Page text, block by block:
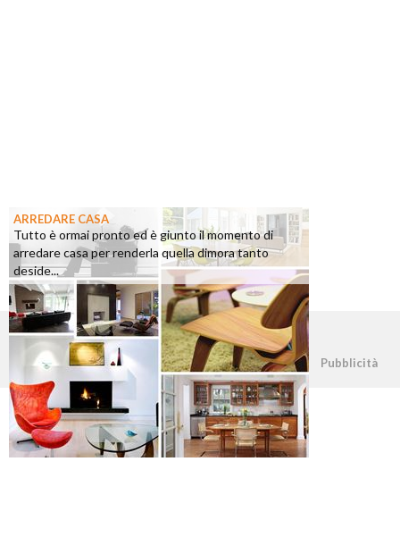
ARREDARE CASA
Tutto è ormai pronto ed è giunto il momento di
arredare casa per renderla quella dimora tanto
deside...
©2026 - casapratica.org - p.iva 03338800984 Pubblicità